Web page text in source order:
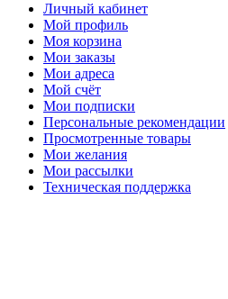
Личный кабинет
Мой профиль
Моя корзина
Мои заказы
Мои адреса
Мой счёт
Мои подписки
Персональные рекомендации
Просмотренные товары
Мои желания
Мои рассылки
Техническая поддержка